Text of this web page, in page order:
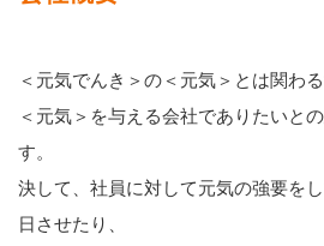
＜元気でんき＞の＜元気＞とは関わ
＜元気＞を与える会社でありたいと
す。
決して、社員に対して元気の強要を
日させたり、